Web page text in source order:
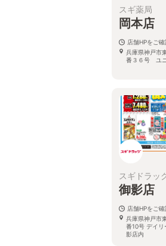
スギ薬局
岡本店
店舗HPをご
兵庫県神戸市
番３６号 ユ
スギドラッ
御影店
店舗HPをご
兵庫県神戸市
番10号 デイリ
影店内